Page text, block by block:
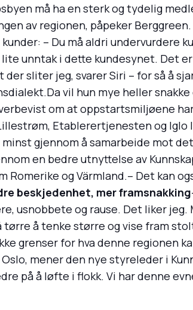
må ha en sterk og tydelig
av regionen, påpeker
– Du må aldri undervurdere
unntak i dette kundesynet. Det
sliter jeg, svarer Siri – for så å
vil hun mye heller
om at oppstartsmiljøene
Etablerertjenesten og Iglo
gjennom å samarbeide mot
en bedre utnyttelse av
og Värmland.– Det kan
beskjedenhet, mer framsnakking
usnobbete og rause. Det liker
å tenke større og vise fram
grenser for hva denne regionen
mener den nye styreleder i
på å løfte i flokk. Vi har denne